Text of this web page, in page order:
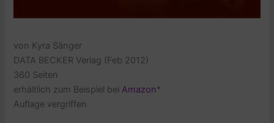
von Kyra Sänger
DATA BECKER Verlag (Feb 2012)
360 Seiten
erhältlich zum Beispiel bei Amazon*
Auflage vergriffen